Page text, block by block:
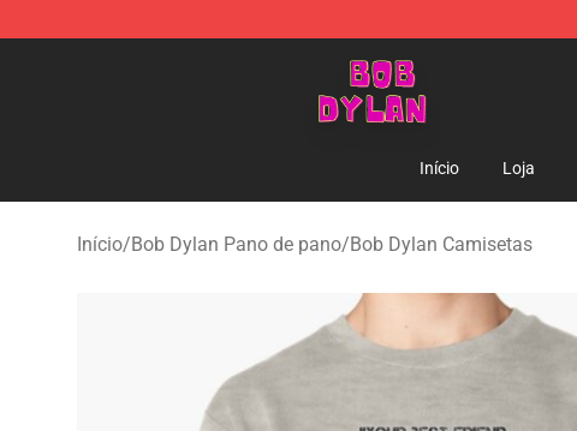
Bob Dylan Store - Official Bob Dylan Merchandise Shop
Início Loja
Início/Bob Dylan Pano de pano/Bob Dylan Camisetas